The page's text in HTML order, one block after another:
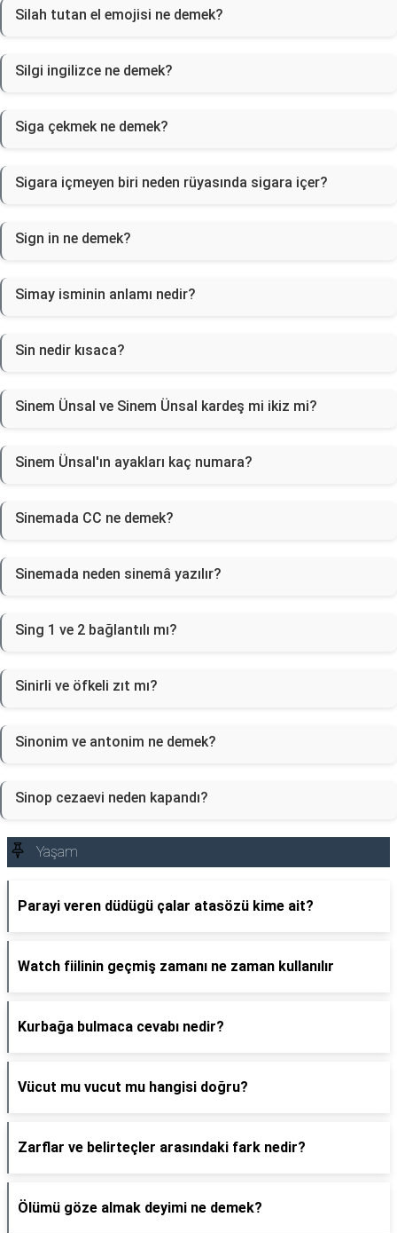
Silah tutan el emojisi ne demek?
Silgi ingilizce ne demek?
Siga çekmek ne demek?
Sigara içmeyen biri neden rüyasında sigara içer?
Sign in ne demek?
Simay isminin anlamı nedir?
Sin nedir kısaca?
Sinem Ünsal ve Sinem Ünsal kardeş mi ikiz mi?
Sinem Ünsal'ın ayakları kaç numara?
Sinemada CC ne demek?
Sinemada neden sinemâ yazılır?
Sing 1 ve 2 bağlantılı mı?
Sinirli ve öfkeli zıt mı?
Sinonim ve antonim ne demek?
Sinop cezaevi neden kapandı?
Yaşam
Parayi veren düdügü çalar atasözü kime ait?
Watch fiilinin geçmiş zamanı ne zaman kullanılır
Kurbağa bulmaca cevabı nedir?
Vücut mu vucut mu hangisi doğru?
Zarflar ve belirteçler arasındaki fark nedir?
Ölümü göze almak deyimi ne demek?